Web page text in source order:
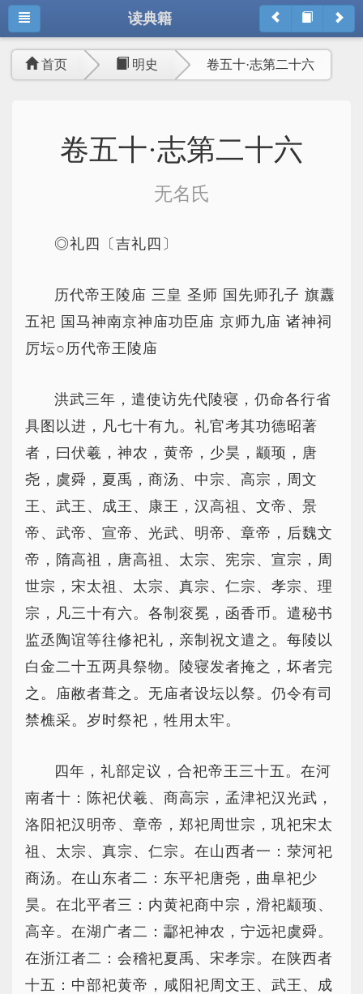
读典籍
首页 明史 卷五十·志第二十六
卷五十·志第二十六
无名氏
◎礼四〔吉礼四〕
历代帝王陵庙 三皇 圣师 国先师孔子 旗纛
五祀 国马神南京神庙功臣庙 京师九庙 诸神祠
厉坛○历代帝王陵庙
洪武三年，遣使访先代陵寝，仍命各行省
具图以进，凡七十有九。礼官考其功德昭著
者，曰伏羲，神农，黄帝，少昊，颛顼，唐
尧，虞舜，夏禹，商汤、中宗、高宗，周文
王、武王、成王、康王，汉高祖、文帝、景
帝、武帝、宣帝、光武、明帝、章帝，后魏文
帝，隋高祖，唐高祖、太宗、宪宗、宣宗，周
世宗，宋太祖、太宗、真宗、仁宗、孝宗、理
宗，凡三十有六。各制衮冕，函香币。遣秘书
监丞陶谊等往修祀礼，亲制祝文遣之。每陵以
白金二十五两具祭物。陵寝发者掩之，坏者完
之。庙敝者葺之。无庙者设坛以祭。仍令有司
禁樵采。岁时祭祀，牲用太牢。
四年，礼部定议，合祀帝王三十五。在河
南者十：陈祀伏羲、商高宗，孟津祀汉光武，
洛阳祀汉明帝、章帝，郑祀周世宗，巩祀宋太
祖、太宗、真宗、仁宗。在山西者一：荥河祀
商汤。在山东者二：东平祀唐尧，曲阜祀少
昊。在北平者三：内黄祀商中宗，滑祀颛顼、
高辛。在湖广者二：酃祀神农，宁远祀虞舜。
在浙江者二：会稽祀夏禹、宋孝宗。在陕西者
十五：中部祀黄帝，咸阳祀周文王、武王、成